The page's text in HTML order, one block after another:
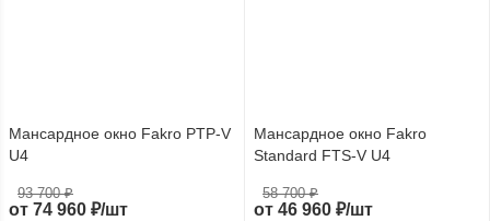
Мансардное окно Fakro PTP-V
U4
от 74 960 ₽/шт
93 700 ₽
Мансардное окно Fakro
Standard FTS-V U4
от 46 960 ₽/шт
58 700 ₽